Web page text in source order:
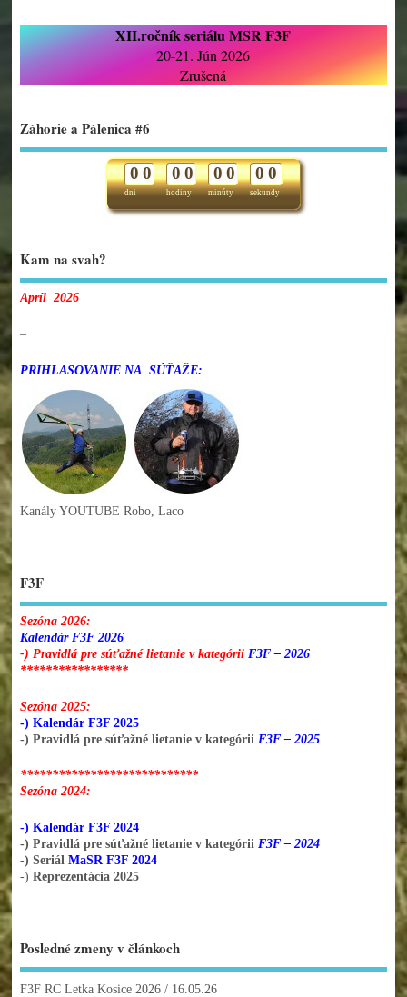
XII.ročník seriálu MSR F3F
20-21. Jún 2026
Zrušená
Záhorie a Pálenica #6
dni
0 0
hodiny
0 0
minúty
0 0
sekundy
0 0
Kam na svah?
Apríl 2026
–
PRIHLASOVANIE NA SÚŤAŽE:
Kanály YOUTUBE Robo, Laco
F3F
Sezóna 2026:
Kalendár F3F 2026
-) Pravidlá pre súťažné lietanie v kategórii F3F – 2026
*****************
Sezóna 2025:
-) Kalendár F3F 2025
-) Pravidlá pre súťažné lietanie v kategórii F3F – 2025
****************************
Sezóna 2024:
-) Kalendár F3F 2024
-) Pravidlá pre súťažné lietanie v kategórii F3F – 2024
-) Seriál MaSR F3F 2024
-) Reprezentácia 2025
Posledné zmeny v článkoch
F3F RC Letka Kosice 2026/ 16.05.26